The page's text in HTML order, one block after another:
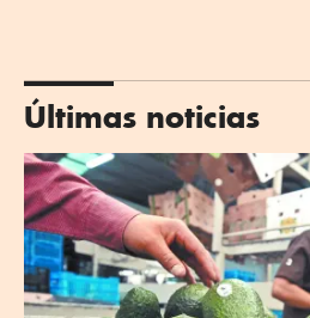
Últimas noticias